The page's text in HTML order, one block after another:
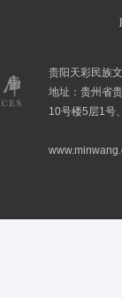
贵阳天彩民族
地址：贵州省
10号楼5层1号